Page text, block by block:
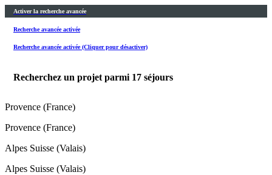
Activer la recherche avancée
Recherche avancée activée
Recherche avancée activée (Cliquer pour désactiver)
Recherchez un projet parmi 17 séjours
Provence (France)
Provence (France)
Alpes Suisse (Valais)
Alpes Suisse (Valais)